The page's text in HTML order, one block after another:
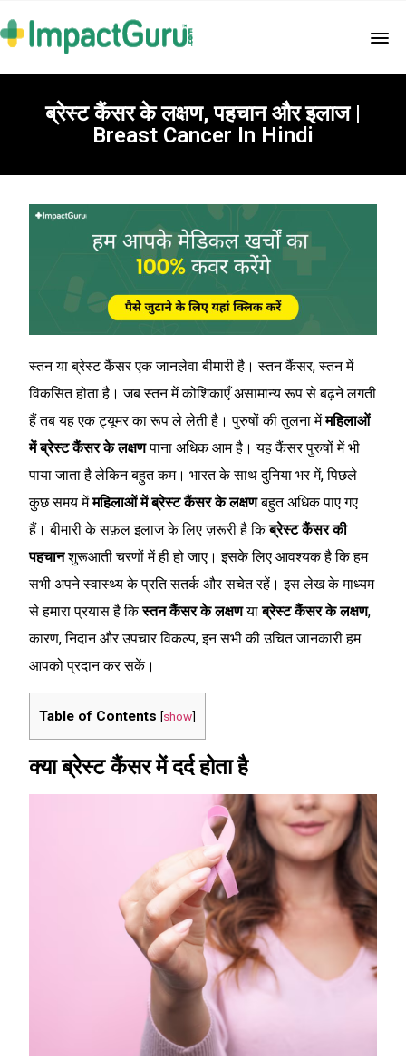
ब्रेस्ट कैंसर के लक्षण, पहचान और इलाज |
Breast Cancer In Hindi
स्तन या ब्रेस्ट कैंसर एक जानलेवा बीमारी है। स्तन कैंसर, स्तन में
विकसित होता है। जब स्तन में कोशिकाएँ असामान्य रूप से बढ़ने लगती
हैं तब यह एक ट्यूमर का रूप ले लेती है। पुरुषों की तुलना मेंमहिलाओं
में ब्रेस्ट कैंसर के लक्षणपाना अधिक आम है। यह कैंसर पुरुषों में भी
पाया जाता है लेकिन बहुत कम। भारत के साथ दुनिया भर में, पिछले
कुछ समय मेंमहिलाओं में ब्रेस्ट कैंसर के लक्षणबहुत अधिक पाए गए
हैं। बीमारी के सफ़ल इलाज के लिए ज़रूरी है किब्रेस्ट कैंसर की
पहचानशुरूआती चरणों में ही हो जाए। इसके लिए आवश्यक है कि हम
सभी अपने स्वास्थ्य के प्रति सतर्क और सचेत रहें। इस लेख के माध्यम
से हमारा प्रयास है किस्तन कैंसर के लक्षणयाब्रेस्ट कैंसर के लक्षण,
कारण, निदान और उपचार विकल्प, इन सभी की उचित जानकारी हम
आपको प्रदान कर सकें।
Table of Contents [show]
क्या ब्रेस्ट कैंसर में दर्द होता है